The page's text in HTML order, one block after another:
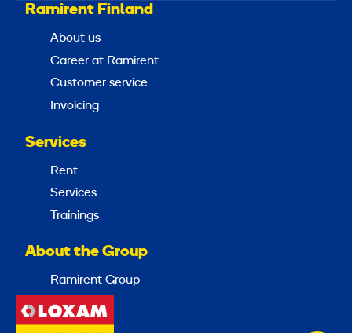
Ramirent Finland
About us
Career at Ramirent
Customer service
Invoicing
Services
Rent
Services
Trainings
About the Group
Ramirent Group